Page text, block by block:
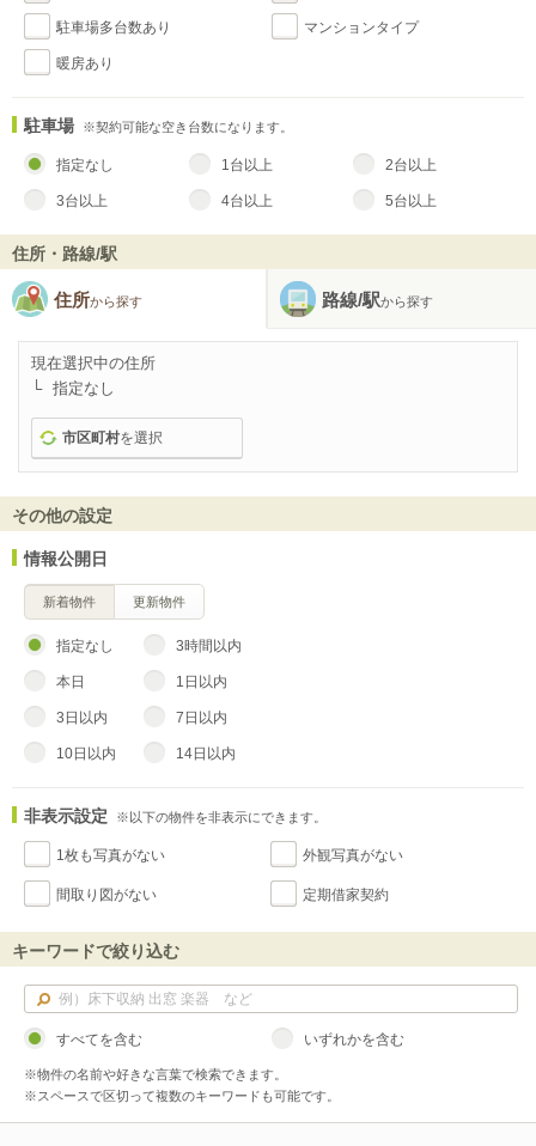
駐車場多台数あり マンションタイプ
暖房あり
駐車場 ※契約可能な空き台数になります。
指定なし 1台以上 2台以上
3台以上 4台以上 5台以上
住所・路線/駅
住所から探す 路線/駅から探す
現在選択中の住所
指定なし
市区町村を選択
その他の設定
情報公開日
新着物件 更新物件
指定なし 3時間以内
本日 1日以内
3日以内 7日以内
10日以内 14日以内
非表示設定 ※以下の物件を非表示にできます。
1枚も写真がない 外観写真がない
間取り図がない 定期借家契約
キーワードで絞り込む
すべてを含む いずれかを含む
※物件の名前や好きな言葉で検索できます。
※スペースで区切って複数のキーワードも可能です。